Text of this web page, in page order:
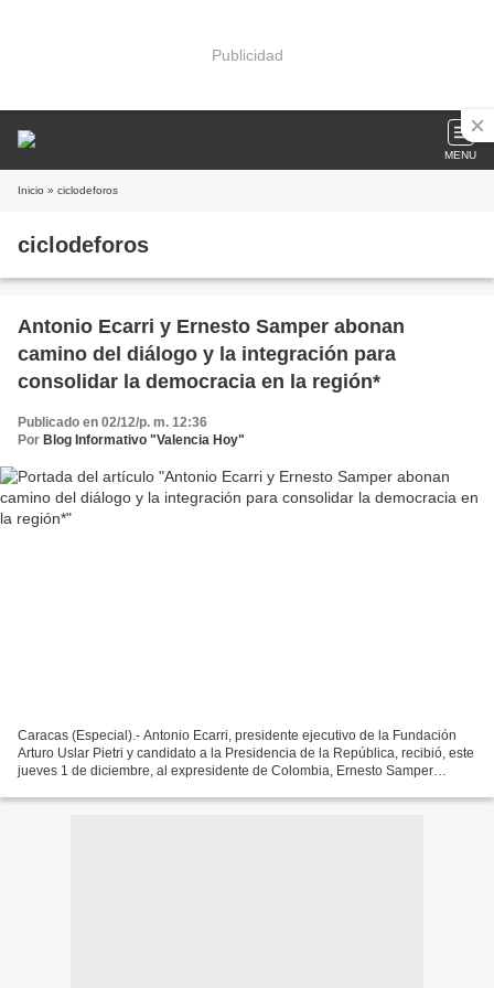
Publicidad
MENU
Inicio » ciclodeforos
ciclodeforos
Antonio Ecarri y Ernesto Samper abonan
camino del diálogo y la integración para
consolidar la democracia en la región*
Publicado en 02/12/p. m. 12:36
Por Blog Informativo "Valencia Hoy"
Caracas (Especial).- Antonio Ecarri, presidente ejecutivo de la Fundación
Arturo Uslar Pietri y candidato a la Presidencia de la República, recibió, este
jueves 1 de diciembre, al expresidente de Colombia, Ernesto Samper